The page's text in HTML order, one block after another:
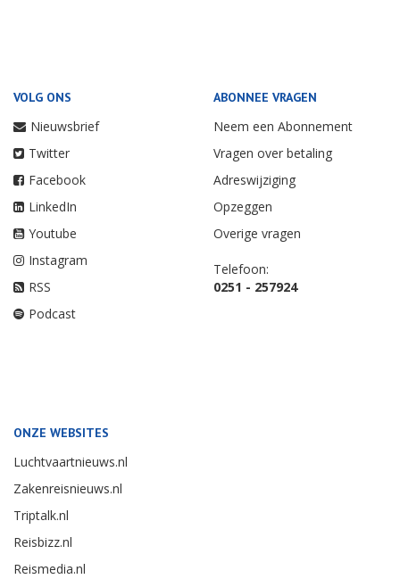
VOLG ONS
Nieuwsbrief
Twitter
Facebook
LinkedIn
Youtube
Instagram
RSS
Podcast
ABONNEE VRAGEN
Neem een Abonnement
Vragen over betaling
Adreswijziging
Opzeggen
Overige vragen
Telefoon:
0251 - 257924
ONZE WEBSITES
Luchtvaartnieuws.nl
Zakenreisnieuws.nl
Triptalk.nl
Reisbizz.nl
Reismedia.nl